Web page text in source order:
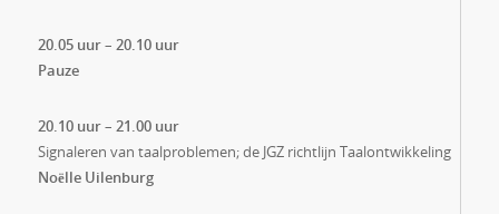
20.05 uur – 20.10 uur
Pauze
20.10 uur – 21.00 uur
Signaleren van taalproblemen; de JGZ richtlijn Taalontwikkeling
Noëlle Uilenburg